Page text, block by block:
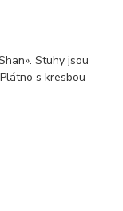
Stuhy jsou
s kresbou